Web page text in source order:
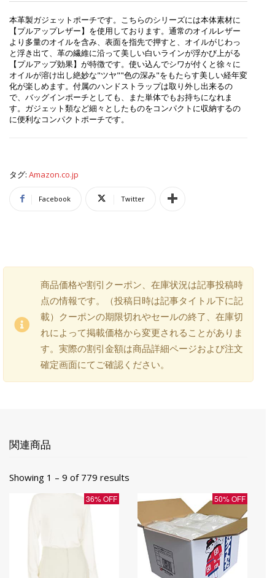
本革製ガジェットポーチです。こちらのシリーズには本体素材に
【プルアップレザー】を使用しております。通常のオイルレザー
より多量のオイルを含み、表面を指先で押すと、オイルがじわっ
と浮き出て、革の繊維に沿って美しい白いラインが浮かび上がる
【プルアップ効果】が特徴です。使い込んでシワが付くと徐々に
オイルが溶け出し絶妙な"ツヤ""色の深み"をもたらす美しい経年変
化が楽しめます。付属のハンドストラップは取り外し出来るの
で、バッグインポーチとしても、また単体でもお持ちになれま
す。ガジェット類など細々としたものをコンパクトに収納するの
に便利なコンパクトポーチです。
タグ: Amazon.co.jp
Facebook Twitter
商品価格や割引クーポン、在庫状況は記事投稿時
点の情報です。（投稿日時は記事タイトル下に記
載）クーポンの期限切れやセールの終了、在庫切
れによって掲載価格から変更されることがありま
す。実際の割引金額は商品詳細ページおよび注文
確定画面にてご確認ください。
関連商品
Showing 1 – 9 of 779 results
36% OFF 50% OFF